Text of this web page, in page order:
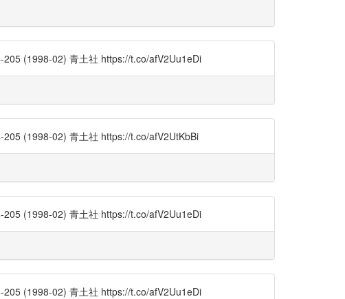
205 (1998-02) 青土社 https://t.co/afV2Uu1eDi
205 (1998-02) 青土社 https://t.co/afV2UtKbBi
205 (1998-02) 青土社 https://t.co/afV2Uu1eDi
205 (1998-02) 青土社 https://t.co/afV2Uu1eDi